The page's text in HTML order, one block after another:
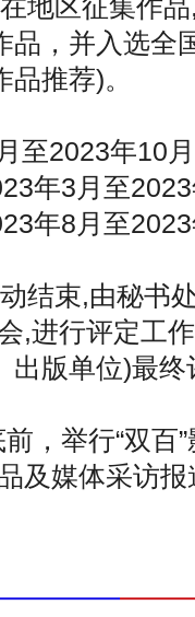
地区征集作
品，并入选全
推荐)。
至2023年10
年3月至
年8月至
结束,由秘书
,进行评定工
出版单位)最
，举行“双百
及媒体采访